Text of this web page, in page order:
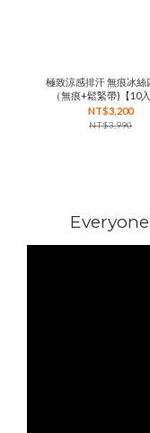
極致涼感排汗 無痕冰絲
（無痕+鬆緊帶)【10入
NT$3,200
NT$3,990